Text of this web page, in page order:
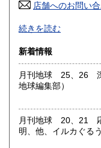
高知県
佐賀県
熊本県
宮崎県
沖縄県
店舗へのお問い
自然科学、特に、林
一般書まで、広く扱
沿線名：総武線、中
最寄駅：御茶ノ水駅
営業時間：インター
時分土日祭日10時30
定休日：インターネ
日、祭日
書籍の買取について
続きを読む
新着情報
月刊地球 25、26 深
地球編集部）
月刊地球 20、21 応力場、続
明、他、イルカぐる